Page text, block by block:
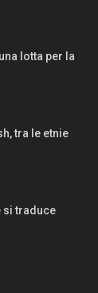
lotta per la
tra le etnie
si traduce